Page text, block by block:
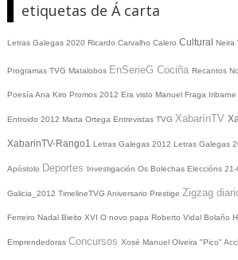
etiquetas de Á carta
Letras Galegas 2020 Ricardo Carvalho Calero Cultural Neira
Programas TVG Matalobos EnSerieG Cociña Recantos
Poesía Ana Kiro Promos 2012 Era visto Manuel Fraga Iribarne
Entroido 2012 Marta Ortega Entrevistas TVG XabarínTV
XabarinTV-Rango1 Letras Galegas 2012 Letras Galegas
Apóstolo Deportes Investigación Os Bolechas Eleccións 21-
Galicia_2012 TimelineTVG Aniversario Prestige Zigzag
Ferreiro Nadal Bieito XVI O novo papa Roberto Vidal Bolaño
Emprendedoras Concursos Xosé Manuel Olveira "Pico"